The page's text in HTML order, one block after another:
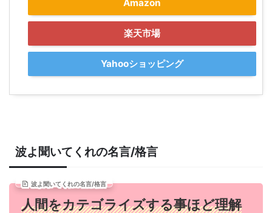
Amazon
楽天市場
Yahooショッピング
波よ聞いてくれの名言/格言
波よ聞いてくれの名言/格言
人間をカテゴライズする事ほど理解